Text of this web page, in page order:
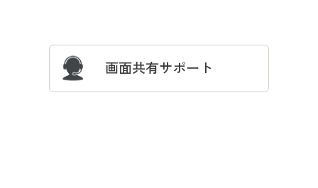
画面共有サポート